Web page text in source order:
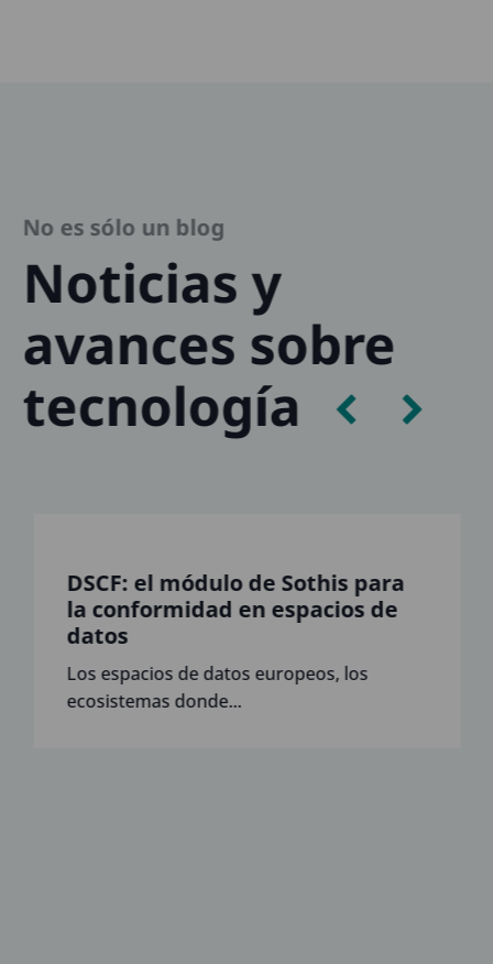
No es sólo un blog
Noticias y
avances sobre
tecnología
DSCF: el módulo de Sothis para
la conformidad en espacios de
datos
Los espacios de datos europeos, los
ecosistemas donde...